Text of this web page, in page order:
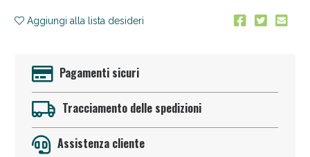
Aggiungi alla lista desideri
Pagamenti sicuri
Tracciamento delle spedizioni
Assistenza cliente
Anticellulite e Fanghi: Sconto fino al 40% valido